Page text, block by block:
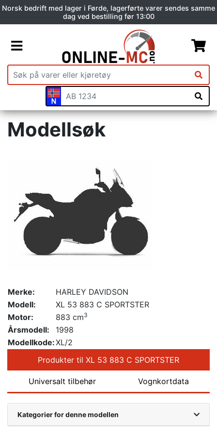
Norsk bedrift med lager i Førde, lagerførte varer sendes samme
dag ved bestilling før 13:00
Modellsøk
Merke:
HARLEY DAVIDSON
Modell:
XL 53 883 C SPORTSTER
Motor:
883 cm3
Årsmodell:
1998
Modellkode:XL/2
Produkter til XL 53 883 C SPORTSTER
Universalt tilbehør Vognkortdata
Kategorier for denne modellen